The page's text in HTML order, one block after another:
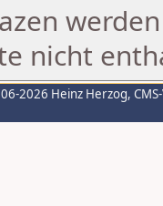
nicht
2026 Heinz Herzog,